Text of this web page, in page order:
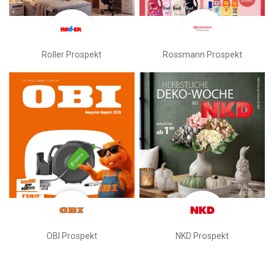
Roller Prospekt Rossmann Prospekt
OBI Prospekt NKD Prospekt